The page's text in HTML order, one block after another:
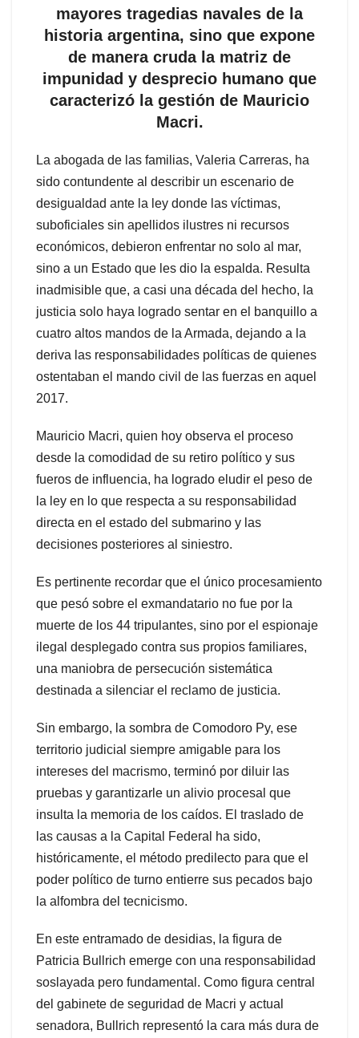
mayores tragedias navales de la
historia argentina, sino que expone
de manera cruda la matriz de
impunidad y desprecio humano que
caracterizó la gestión de Mauricio
Macri.
La abogada de las familias, Valeria Carreras, ha
sido contundente al describir un escenario de
desigualdad ante la ley donde las víctimas,
suboficiales sin apellidos ilustres ni recursos
económicos, debieron enfrentar no solo al mar,
sino a un Estado que les dio la espalda. Resulta
inadmisible que, a casi una década del hecho, la
justicia solo haya logrado sentar en el banquillo a
cuatro altos mandos de la Armada, dejando a la
deriva las responsabilidades políticas de quienes
ostentaban el mando civil de las fuerzas en aquel
2017.
Mauricio Macri, quien hoy observa el proceso
desde la comodidad de su retiro político y sus
fueros de influencia, ha logrado eludir el peso de
la ley en lo que respecta a su responsabilidad
directa en el estado del submarino y las
decisiones posteriores al siniestro.
Es pertinente recordar que el único procesamiento
que pesó sobre el exmandatario no fue por la
muerte de los 44 tripulantes, sino por el espionaje
ilegal desplegado contra sus propios familiares,
una maniobra de persecución sistemática
destinada a silenciar el reclamo de justicia.
Sin embargo, la sombra de Comodoro Py, ese
territorio judicial siempre amigable para los
intereses del macrismo, terminó por diluir las
pruebas y garantizarle un alivio procesal que
insulta la memoria de los caídos. El traslado de
las causas a la Capital Federal ha sido,
históricamente, el método predilecto para que el
poder político de turno entierre sus pecados bajo
la alfombra del tecnicismo.
En este entramado de desidias, la figura de
Patricia Bullrich emerge con una responsabilidad
soslayada pero fundamental. Como figura central
del gabinete de seguridad de Macri y actual
senadora, Bullrich representó la cara más dura de